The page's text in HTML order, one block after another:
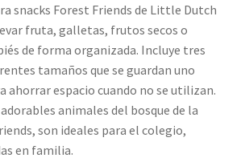
snacks Forest Friends de Little Dutch
fruta, galletas, frutos secos o
de forma organizada. Incluye tres
tamaños que se guardan uno
ahorrar espacio cuando no se utilizan.
animales del bosque de la
son ideales para el colegio,
en familia.